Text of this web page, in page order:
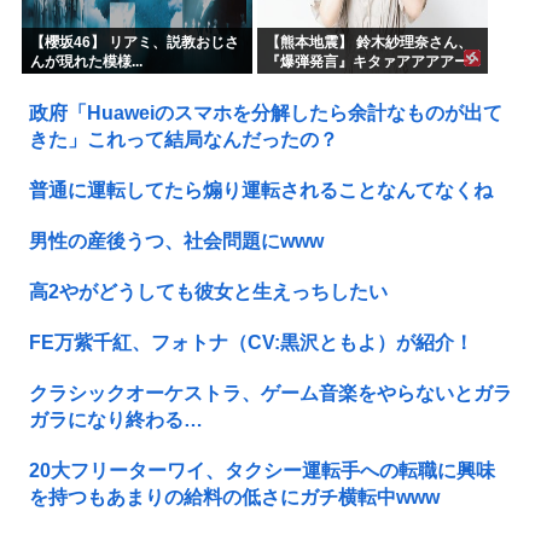
【櫻坂46】 リアミ、説教おじさ
んが現れた模様...
【熊本地震】 鈴木紗理奈さん、
『爆弾発言』キタァアアアアー
政府「Huaweiのスマホを分解したら余計なものが出て
きた」これって結局なんだったの？
普通に運転してたら煽り運転されることなんてなくね
男性の産後うつ、社会問題にwww
高2やがどうしても彼女と生えっちしたい
FE万紫千紅、フォトナ（CV:黒沢ともよ）が紹介！
クラシックオーケストラ、ゲーム音楽をやらないとガラ
ガラになり終わる…
20大フリーターワイ、タクシー運転手への転職に興味
を持つもあまりの給料の低さにガチ横転中www